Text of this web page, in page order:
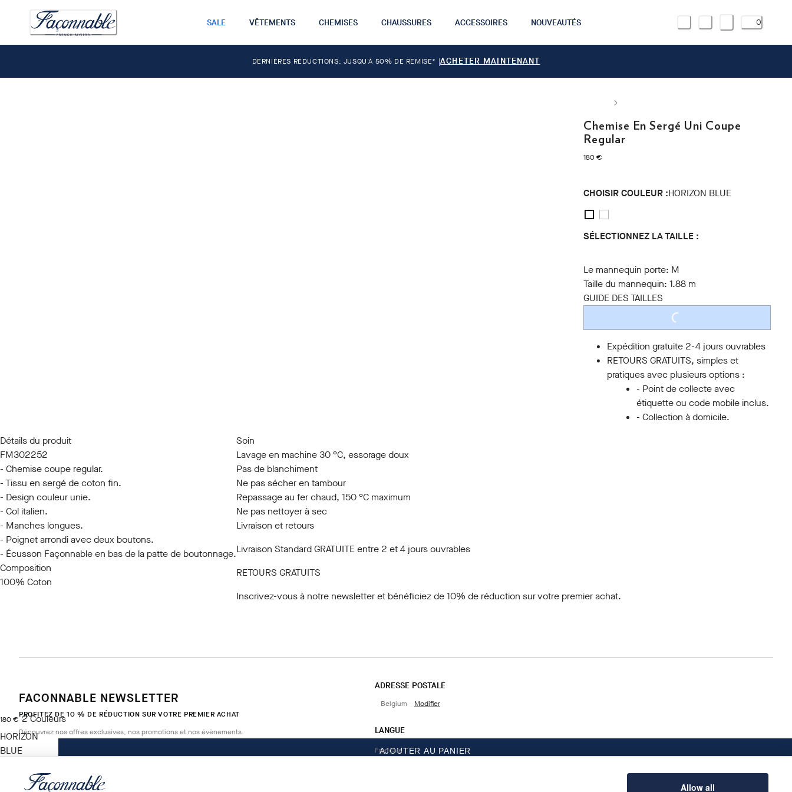
Allow all
SALE VÊTEMENTS CHEMISES CHAUSSURES ACCESSOIRES NOUVEAUTÉS 0
DERNIÈRES RÉDUCTIONS: JUSQU'À 50% DE REMISE* |ACHETER MAINTENANT
Chemise En Sergé Uni Coupe
Regular
180 €
current price 180 €
CHOISIR COULEUR :HORIZON BLUE
SÉLECTIONNEZ LA TAILLE :
Le mannequin porte: M
Taille du mannequin:1.88 m
GUIDE DES TAILLES
LOADING...
Expédition gratuite 2-4 jours ouvrables
RETOURS GRATUITS, simples et
pratiques avec plusieurs options :
- Point de collecte avec
étiquette ou code mobile inclus.
- Collection à domicile.
Détails du produit
FM302252
- Chemise coupe regular.
- Tissu en sergé de coton fin.
- Design couleur unie.
- Col italien.
- Manches longues.
- Poignet arrondi avec deux boutons.
- Écusson Façonnable en bas de la patte de boutonnage.
Composition
100% Coton
Soin
Lavage en machine 30 °C, essorage doux
Pas de blanchiment
Ne pas sécher en tambour
Repassage au fer chaud, 150 °C maximum
Ne pas nettoyer à sec
Livraison et retours
Livraison Standard GRATUITE entre 2 et 4 jours ouvrables
RETOURS GRATUITS
Inscrivez-vous à notre newsletteret bénéficiez de 10% de réduction sur votre premier achat.
180 €
current price 180 €
2Couleurs
HORIZON
BLUE
AJOUTER AU PANIER
FACONNABLE NEWSLETTER
PROFITEZ DE 10 % DE RÉDUCTION SUR VOTRE PREMIER ACHAT
Découvrez nos offres exclusives, nos promotions et nos évènements.
ADRESSE POSTALE
Belgium Modifier
LANGUE
Français